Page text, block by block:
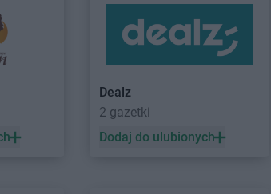
Intermarche Milicz
Intermarche Mława
Intermarche
Intermarche
Ostróda
Intermarche
Ostrów Wielkopolski
Dealz
2 gazetki
Dodaj do ulubionych